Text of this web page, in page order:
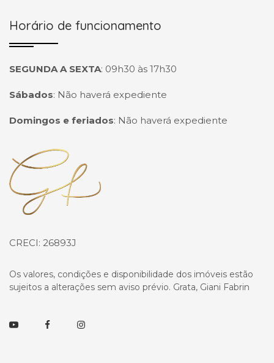
Horário de funcionamento
SEGUNDA A SEXTA: 09h30 às 17h30
Sábados: Não haverá expediente
Domingos e feriados: Não haverá expediente
Página inicial
CRECI: 26893J
Os valores, condições e disponibilidade dos imóveis estão
sujeitos a alterações sem aviso prévio. Grata, Giani Fabrin
YoutubeFacebookInstagram